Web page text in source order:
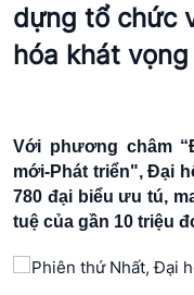
dựng tổ chức
hóa khát
Với phương châm
mới-Phát triển", Đại
780 đại biểu ưu tú,
tuệ của gần 10 triệu